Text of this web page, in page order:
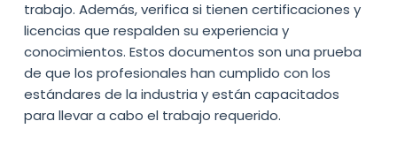
trabajo. Además, verifica si tienen certificaciones y
licencias que respalden su experiencia y
conocimientos. Estos documentos son una prueba
de que los profesionales han cumplido con los
estándares de la industria y están capacitados
para llevar a cabo el trabajo requerido.